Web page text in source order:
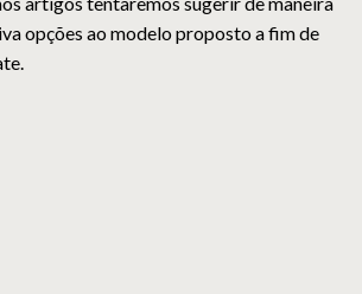
opções ao modelo proposto a fim de